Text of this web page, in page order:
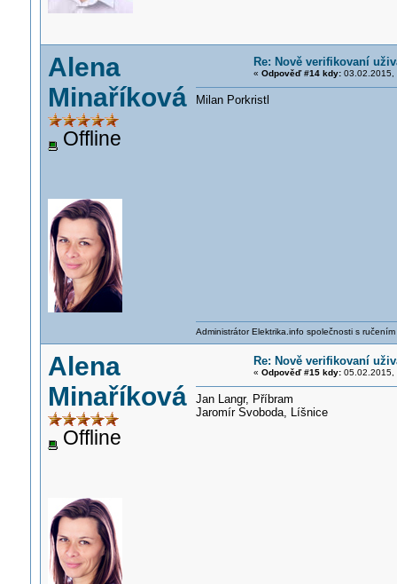
Alena
Minaříková
Offline
Re: Nově verifikovaní
« Odpověď #14 kdy:03.02.2015,
Milan Porkristl
Administrátor Elektrika.info společnosti s
Alena
Minaříková
Offline
Re: Nově verifikovaní
« Odpověď #15 kdy:05.02.2015,
Jan Langr, Příbram
Jaromír Svoboda, Líšnice